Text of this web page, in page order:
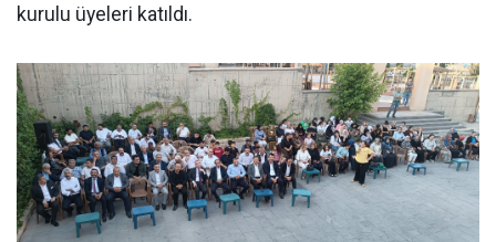
kurulu üyeleri katıldı.